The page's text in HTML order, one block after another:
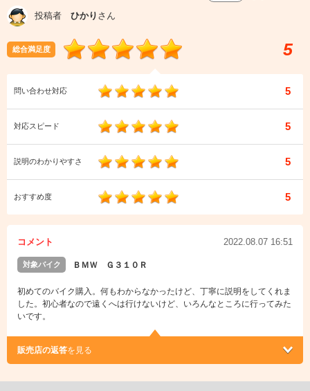
投稿者 ひかり さん
総合満足度 5
問い合わせ対応 5
対応スピード 5
説明のわかりやすさ 5
おすすめ度 5
コメント 2022.08.07 16:51
対象バイク ＢＭＷ Ｇ３１０Ｒ
初めてのバイク購入。何もわからなかったけど、丁寧に説明をしてくれま
した。初心者なので遠くへは行けないけど、いろんなところに行ってみた
いです。
販売店の返答を見る